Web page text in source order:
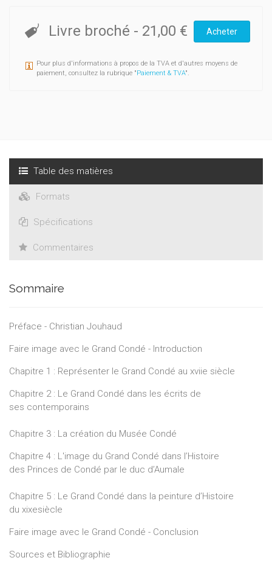
Livre broché - 21,00 € Acheter
Pour plus d'informations à propos de la TVA et d'autres moyens de
paiement, consultez la rubrique "Paiement & TVA".
Table des matières
Formats
Spécifications
Commentaires
Sommaire
Préface - Christian Jouhaud
Faire image avec le Grand Condé - Introduction
Chapitre 1 : Représenter le Grand Condé au xviie siècle
Chapitre 2 : Le Grand Condé dans les écrits de
ses contemporains
Chapitre 3 : La création du Musée Condé
Chapitre 4 : L'image du Grand Condé dans l’Histoire
des Princes de Condé par le duc d’Aumale
Chapitre 5 : Le Grand Condé dans la peinture d’Histoire
du xixesiècle
Faire image avec le Grand Condé - Conclusion
Sources et Bibliographie